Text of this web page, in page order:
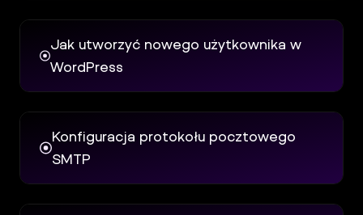
l
Klienta
Jak utworzyć nowego użytkownika w
WordPress
Konfiguracja protokołu pocztowego
SMTP